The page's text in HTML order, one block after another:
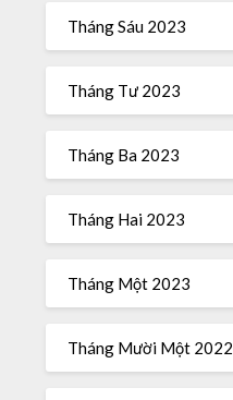
Tháng Sáu 2023
Tháng Tư 2023
Tháng Ba 2023
Tháng Hai 2023
Tháng Một 2023
Tháng Mười Một 2022